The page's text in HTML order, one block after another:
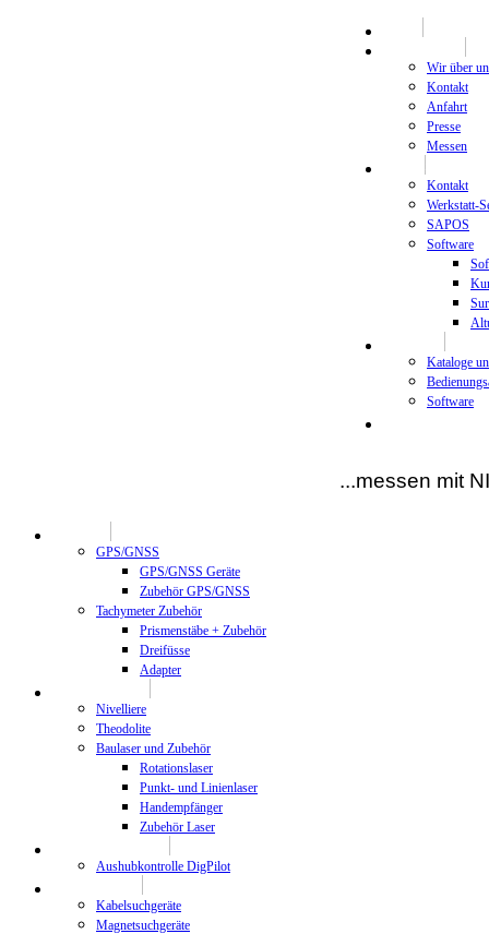
Wir über
Kontakt
Anfahrt
Presse
Messen
Kontakt
Werkstatt-
SAPOS
Software
Kataloge
Software
...messen mit
GPS/GNSS
GPS/GNSS Geräte
Zubehör GPS/GNSS
Tachymeter Zubehör
Prismenstäbe + Zubehör
Dreifüsse
Adapter
Nivelliere
Theodolite
Baulaser und Zubehör
Rotationslaser
Punkt- und Linienlaser
Handempfänger
Zubehör Laser
Aushubkontrolle DigPilot
Kabelsuchgeräte
Magnetsuchgeräte